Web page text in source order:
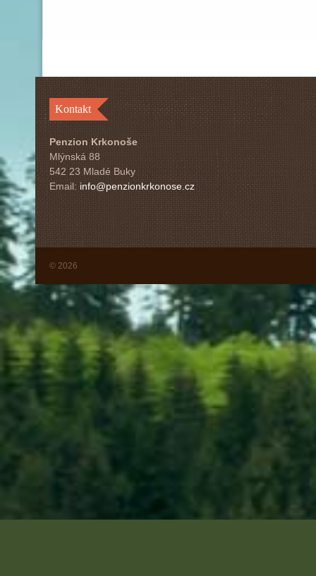
Kontakt
Penzion Krkonoše
Mlýnská 88
542 23 Mladé Buky
Email: info@penzionkrkonose.cz
© 2026